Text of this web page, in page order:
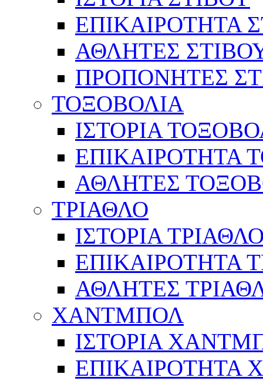
ΕΠΙΚΑΙΡΟΤΗΤΑ
ΑΘΛΗΤΕΣ
ΠΡΟΠΟΝΗΤΕΣ
ΤΟΞΟΒΟΛΙΑ
ΙΣΤΟΡΙΑ
ΕΠΙΚΑΙΡΟΤΗΤΑ
ΑΘΛΗΤΕΣ
ΤΡΙΑΘΛΟ
ΙΣΤΟΡΙΑ
ΕΠΙΚΑΙΡΟΤΗΤΑ
ΑΘΛΗΤΕΣ
ΧΑΝΤΜΠΟΛ
ΙΣΤΟΡΙΑ
ΕΠΙΚΑΙΡΟΤΗΤΑ